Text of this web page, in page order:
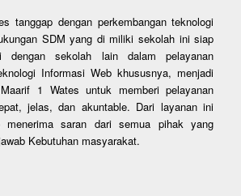
tanggap dengan perkembangan teknologi
SDM yang di miliki sekolah ini siap
dengan sekolah lain dalam pelayanan
Informasi Web khususnya, menjadi
1 Wates untuk memberi pelayanan
jelas, dan akuntable. Dari layanan ini
saran dari semua pihak yang
Kebutuhan masyarakat.